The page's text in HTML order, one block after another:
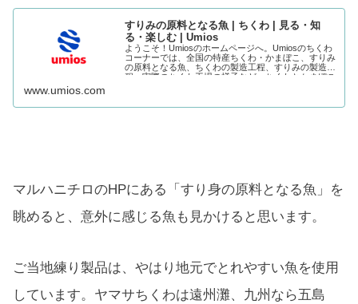
すりみの原料となる魚 | ちくわ | 見る・知
る・楽しむ | Umios
ようこそ！Umiosのホームページへ。Umiosのちくわ
コーナーでは、全国の特産ちくわ・かまぼこ、すりみ
の原料となる魚、ちくわの製造工程、すりみの製造工
程、実際のちくわ工場の様子など、ちくわとかまぼこ
www.umios.com
マルハニチロのHPにある「すり身の原料となる魚」を
眺めると、意外に感じる魚も見かけると思います。
ご当地練り製品は、やはり地元でとれやすい魚を使用
しています。ヤマサちくわは遠州灘、九州なら五島